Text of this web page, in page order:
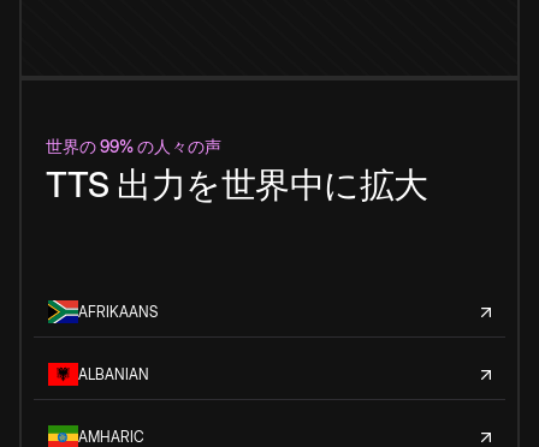
世界の 99% の人々の声
TTS 出力を世界中に拡大
AFRIKAANS
ALBANIAN
AMHARIC